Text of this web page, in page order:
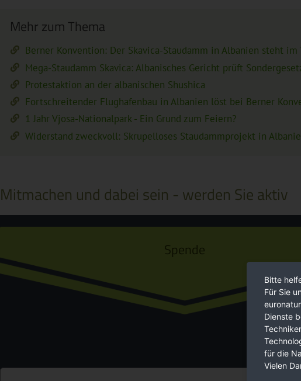
Mehr zum Thema
Berner Konvention: Der Skavica-Staudamm in Albanien steht im
Mega-Staudamm Skavica: Albanisches Gericht prüft
Protestaktion an der albanischen Shushica
Fortschreitender Flughafenbau in Albanien löst bei Berner
1 Jahr Vjosa-Nationalpark - Ein Grund zum Feiern?
Widerstand zweckvoll: Skrupelloses Staudammprojekt in
Mitmachen und dabei sein - werden Sie aktiv
Spende
Bitte
Für Sie
Dienste
für die
Vielen